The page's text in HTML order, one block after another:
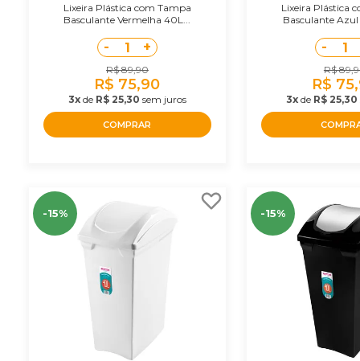
Lixeira Plástica com Tampa
Basculante Vermelha 40L...
- 1 +
R$ 89,90
R$ 75,90
3xde R$ 25,30 sem juros
COMPRAR
Lixeira Plástica
Basculante
- 1
R$
R$
3xde R$ 25,30
-15% -15%